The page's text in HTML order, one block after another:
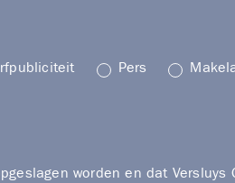
Pers
worden en dat Versluys